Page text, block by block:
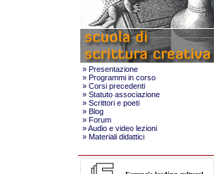
» Presentazione
» Programmi in corso
» Corsi precedenti
» Statuto associazione
» Scrittori e poeti
» Blog
» Forum
»Audio e video lezioni
» Materiali didattici